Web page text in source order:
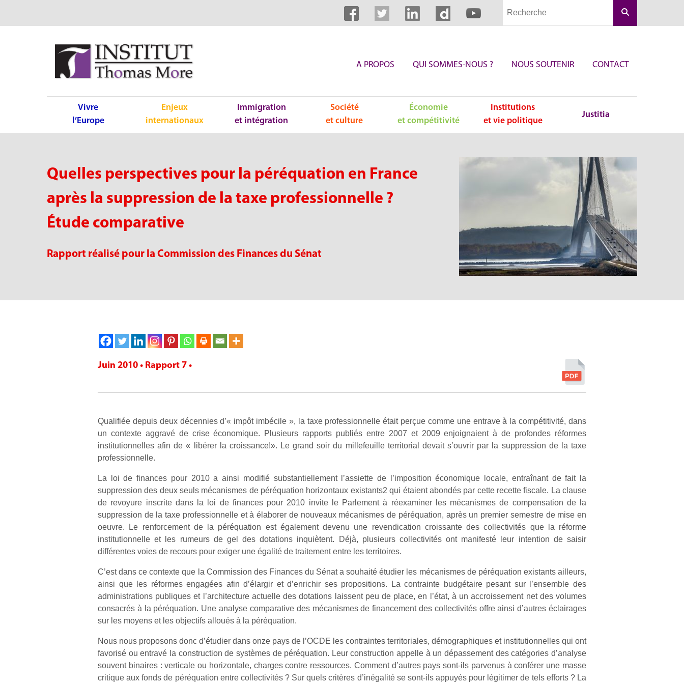
A PROPOS QUI SOMMES-NOUS ? NOUS SOUTENIR CONTACT
Vivre
l’Europe
Enjeux
internationaux
Immigration
et intégration
Société
et culture
Économie
et compétitivité
Institutions
et vie politique
Justitia
Quelles perspectives pour la péréquation en France
après la suppression de la taxe professionnelle ?
Étude comparative
Rapport réalisé pour la Commission des Finances du Sénat
Juin 2010 • Rapport 7 •
Qualifiée depuis deux décennies d’« impôt imbécile », la taxe professionnelle était perçue comme une entrave à la compétitivité, dans
un contexte aggravé de crise économique. Plusieurs rapports publiés entre 2007 et 2009 enjoignaient à de profondes réformes
institutionnelles afin de « libérer la croissance!». Le grand soir du millefeuille territorial devait s’ouvrir par la suppression de la taxe
professionnelle.
La loi de finances pour 2010 a ainsi modifié substantiellement l’assiette de l’imposition économique locale, entraînant de fait la
suppression des deux seuls mécanismes de péréquation horizontaux existants2 qui étaient abondés par cette recette fiscale. La clause
de revoyure inscrite dans la loi de finances pour 2010 invite le Parlement à réexaminer les mécanismes de compensation de la
suppression de la taxe professionnelle et à élaborer de nouveaux mécanismes de péréquation, après un premier semestre de mise en
oeuvre. Le renforcement de la péréquation est également devenu une revendication croissante des collectivités que la réforme
institutionnelle et les rumeurs de gel des dotations inquiètent. Déjà, plusieurs collectivités ont manifesté leur intention de saisir
différentes voies de recours pour exiger une égalité de traitement entre les territoires.
C’est dans ce contexte que la Commission des Finances du Sénat a souhaité étudier les mécanismes de péréquation existants ailleurs,
ainsi que les réformes engagées afin d’élargir et d’enrichir ses propositions. La contrainte budgétaire pesant sur l’ensemble des
administrations publiques et l’architecture actuelle des dotations laissent peu de place, en l’état, à un accroissement net des volumes
consacrés à la péréquation. Une analyse comparative des mécanismes de financement des collectivités offre ainsi d’autres éclairages
sur les moyens et les objectifs alloués à la péréquation.
Nous nous proposons donc d’étudier dans onze pays de l’OCDE les contraintes territoriales, démographiques et institutionnelles qui ont
favorisé ou entravé la construction de systèmes de péréquation. Leur construction appelle à un dépassement des catégories d’analyse
souvent binaires : verticale ou horizontale, charges contre ressources. Comment d’autres pays sont-ils parvenus à conférer une masse
critique aux fonds de péréquation entre collectivités ? Sur quels critères d’inégalité se sont-ils appuyés pour légitimer de tels efforts ? La